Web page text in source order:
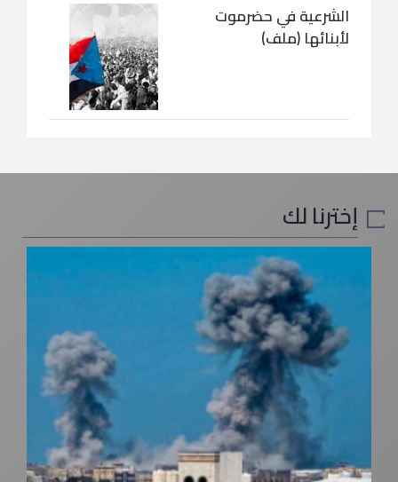
الشرعية في حضرموت
لأبنائها (ملف)
إخترنا لك